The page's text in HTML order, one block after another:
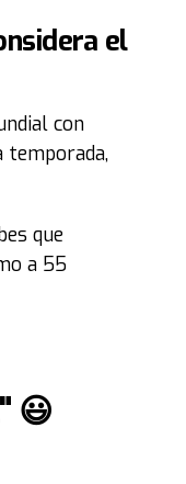
el
con
temporada,
que
a 55
😃